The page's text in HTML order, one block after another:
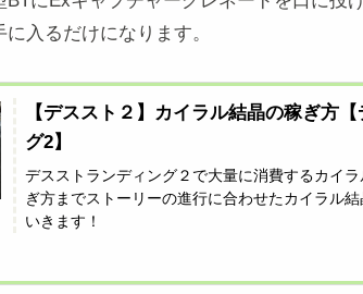
入るだけになります。
【デススト２】カイラル結晶の稼ぎ方
グ2】
デスストランディング２で大量に消費するカイ
ぎ方までストーリーの進行に合わせたカイラル
いきます！